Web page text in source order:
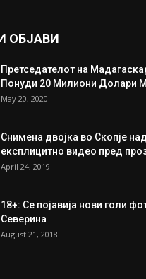
ОБЈАВИ
Претседателот на
Понуди 20 Милиони Долари
May 20, 2020
Снимена двојка во Скопје
експлицитно видео пред
April 24, 2019
18+: Се појавија нови голи
Северина
August 21, 2018